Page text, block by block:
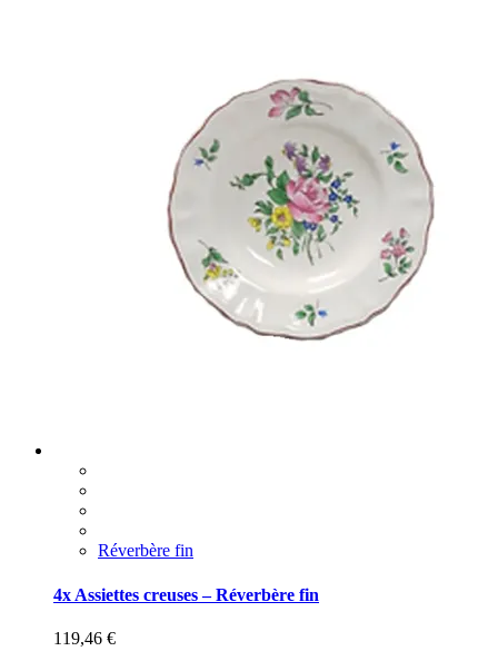
Réverbère fin
4x Assiettes creuses – Réverbère fin
119,46 €